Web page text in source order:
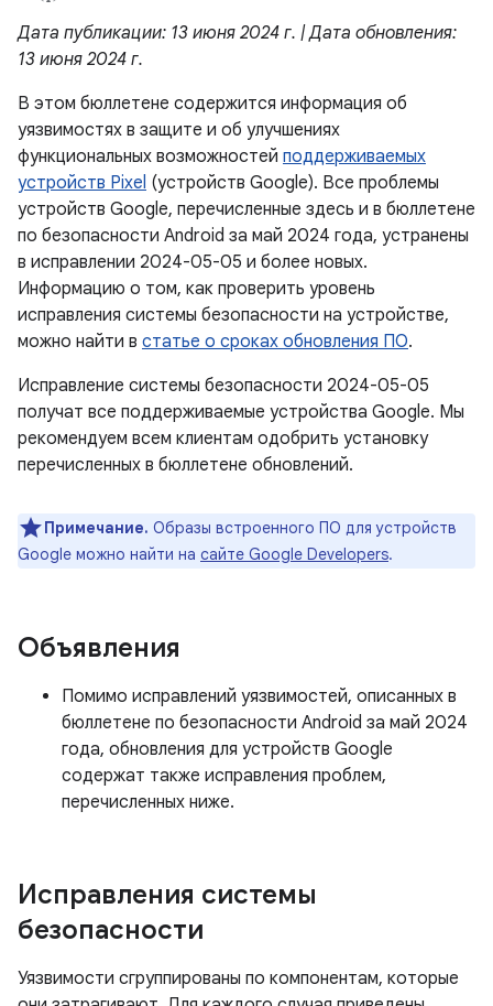
Дата публикации: 13 июня 2024 г. | Дата обновления:
13 июня 2024 г.
В этом бюллетене содержится информация об
уязвимостях в защите и об улучшениях
функциональных возможностей поддерживаемых
устройств Pixel (устройств Google). Все проблемы
устройств Google, перечисленные здесь и в бюллетене
по безопасности Android за май 2024 года, устранены
в исправлении 2024-05-05 и более новых.
Информацию о том, как проверить уровень
исправления системы безопасности на устройстве,
можно найти в статье о сроках обновления ПО.
Исправление системы безопасности 2024-05-05
получат все поддерживаемые устройства Google. Мы
рекомендуем всем клиентам одобрить установку
перечисленных в бюллетене обновлений.
Примечание. Образы встроенного ПО для устройств
Google можно найти на сайте Google Developers.
Объявления
Помимо исправлений уязвимостей, описанных в
бюллетене по безопасности Android за май 2024
года, обновления для устройств Google
содержат также исправления проблем,
перечисленных ниже.
Исправления системы
безопасности
Уязвимости сгруппированы по компонентам, которые